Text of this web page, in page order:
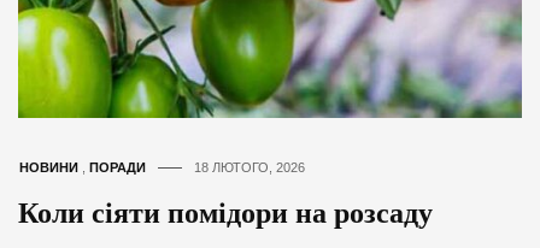
НОВИНИ ПОРАДИ 18 ЛЮТОГО, 2026
Коли сіяти помідори на розсаду